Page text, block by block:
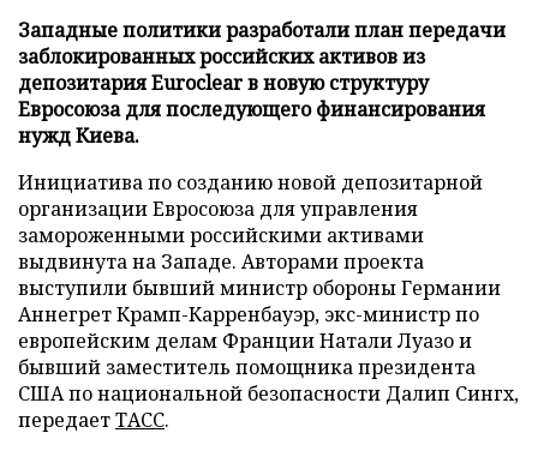
Западные политики разработали план передачи
заблокированных российских активов из
депозитария Euroclear в новую структуру
Евросоюза для последующего финансирования
нужд Киева.
Инициатива по созданию новой депозитарной
организации Евросоюза для управления
замороженными российскими активами
выдвинута на Западе. Авторами проекта
выступили бывший министр обороны Германии
Аннегрет Крамп-Карренбауэр, экс-министр по
европейским делам Франции Натали Луазо и
бывший заместитель помощника президента
США по национальной безопасности Далип Сингх,
передаетТАСС.